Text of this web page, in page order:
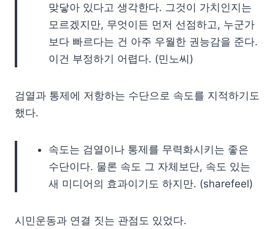
맞닿아 있다고 생각한다. 그것이 가치인지는
모르겠지만, 무엇이든 먼저 선점하고, 누군가
보다 빠르다는 건 아주 우월한 권능감을 준다.
이건 부정하기 어렵다. (민노씨)
검열과 통제에 저항하는 수단으로 속도를 지적하기도
했다.
속도는 검열이나 통제를 무력화시키는 좋은
수단이다. 물론 속도 그 자체보단, 속도 있는
새 미디어의 효과이기도 하지만. (sharefeel)
시민운동과 연결 짓는 관점도 있었다.